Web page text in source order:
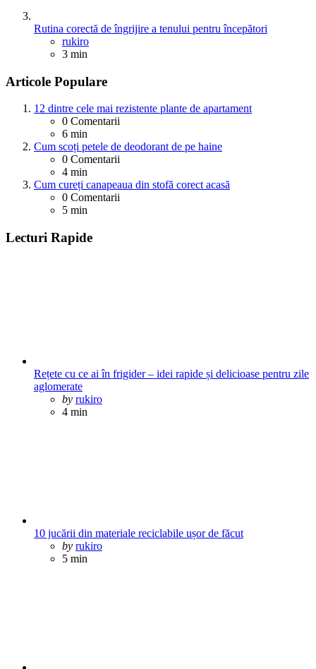
Rutina corectă de îngrijire a tenului pentru începători
Posted
rukiro
3 min
Articole Populare
12 dintre cele mai rezistente plante de apartament
0 Comentarii
6 min
Cum scoți petele de deodorant de pe haine
0 Comentarii
4 min
Cum cureți canapeaua din stofă corect acasă
0 Comentarii
5 min
Lecturi Rapide
Rețete cu ce ai în frigider – idei rapide și delicioase pentru zile
aglomerate
Posted
by rukiro
4 min
10 jucării din materiale reciclabile ușor de făcut
Posted
by rukiro
5 min